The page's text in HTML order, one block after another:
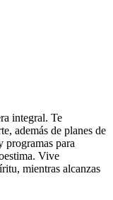
integral. Te
además de planes de
programas para
Vive
mientras alcanzas